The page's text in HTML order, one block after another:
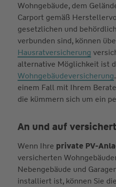
Wohngebäude, dem
Carport gemäß
gesetzlichen und
verbunden sind, können
Hausratversicherung
alternative Möglichkeit ist
Wohngebäudeversicherung
einem Fall mit Ihrem
die kümmern sich um ein
An und auf
Wenn Ihre private PV-
versicherten
Nebengebäude und
installiert ist, können Sie